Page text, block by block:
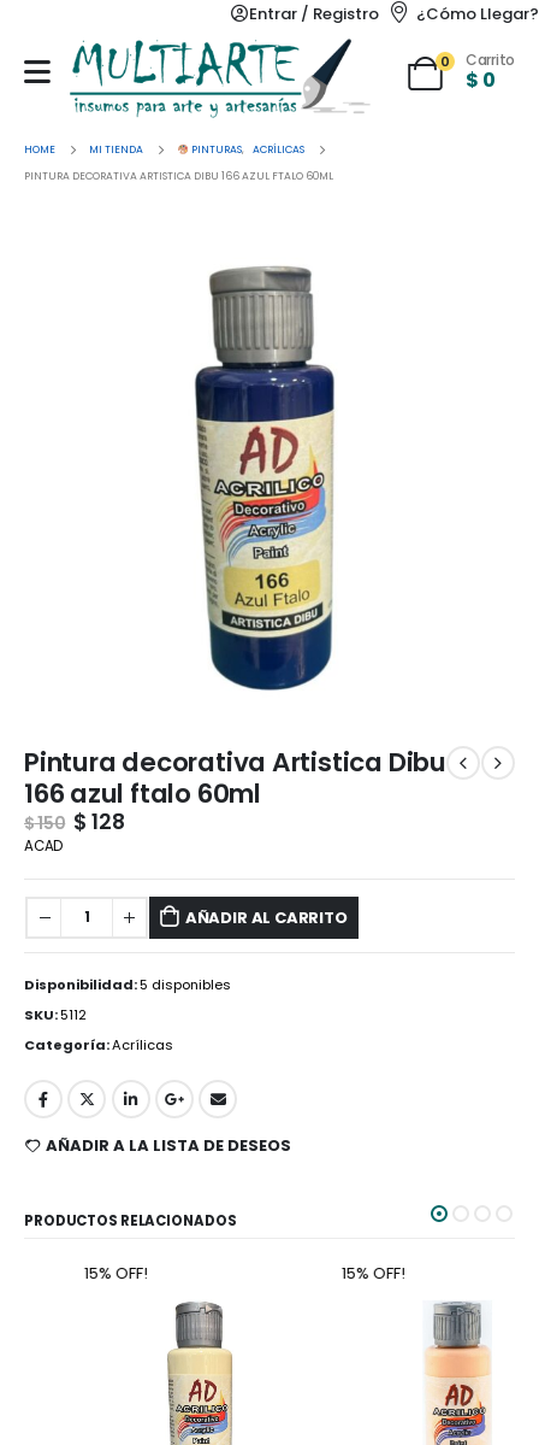
Entrar / Registro ¿Cómo Llegar?
0 Carrito
$ 0
HOME MI TIENDA PINTURAS, ACRÍLICAS
PINTURA DECORATIVA ARTISTICA DIBU 166 AZUL FTALO 60ML
Pintura decorativa Artistica Dibu
166 azul ftalo 60ml
$150 $ 128
ACAD
AÑADIR AL CARRITO
Disponibilidad:5 disponibles
SKU:5112
Categoría:Acrílicas
AÑADIR A LA LISTA DE DESEOS
PRODUCTOS RELACIONADOS
15% OFF! 15% OFF!